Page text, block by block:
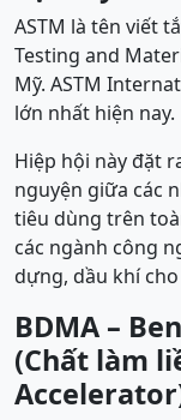
ASTM là tên viết
Testing and
Mỹ. ASTM
lớn nhất hiện nay.
Hiệp hội này đặt
nguyện giữa các
tiêu dùng trên
các ngành công
dựng, dầu khí
BDMA –
(Chất làm